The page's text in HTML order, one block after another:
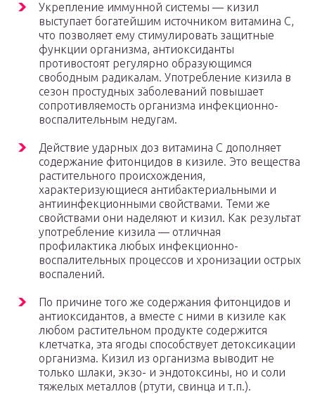
Укрепление иммунной системы — кизил
выступает богатейшим источником витамина С,
что позволяет ему стимулировать защитные
функции организма, антиоксиданты
противостоят регулярно образующимся
свободным радикалам. Употребление кизила в
сезон простудных заболеваний повышает
сопротивляемость организма инфекционно-
воспалительным недугам.
Действие ударных доз витамина С дополняет
содержание фитонцидов в кизиле. Это вещества
растительного происхождения,
характеризующиеся антибактериальными и
антиинфекционными свойствами. Теми же
свойствами они наделяют и кизил. Как результат
употребление кизила — отличная
профилактика любых инфекционно-
воспалительных процессов и хронизации острых
воспалений.
По причине того же содержания фитонцидов и
антиоксидантов, а вместе с ними в кизиле как
любом растительном продукте содержится
клетчатка, эта ягоды способствует детоксикации
организма. Кизил из организма выводит не
только шлаки, экзо- и эндотоксины, но и соли
тяжелых металлов (ртути, свинца и т.п.).